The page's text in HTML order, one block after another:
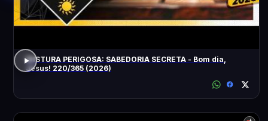
MISTURA PERIGOSA: SABEDORIA SECRETA - Bom dia,
Jesus! 220/365 (2026)